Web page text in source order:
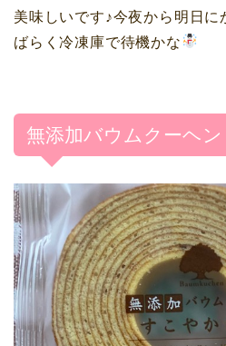
美味しいです♪今夜から明日に
ばらく冷凍庫で待機かな
無添加バウムクーヘ